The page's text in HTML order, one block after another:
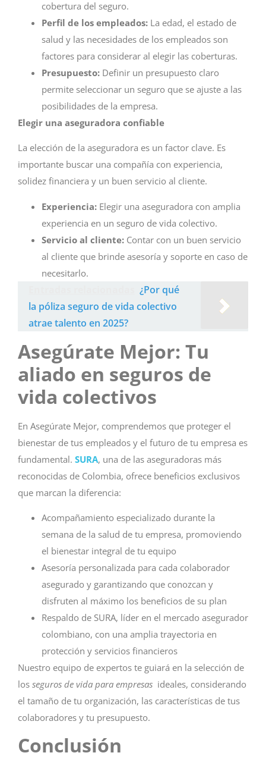
cobertura del seguro.
Perfil de los empleados: La edad, el estado de
salud y las necesidades de los empleados son
factores para considerar al elegir las coberturas.
Presupuesto: Definir un presupuesto claro
permite seleccionar un seguro que se ajuste a las
posibilidades de la empresa.
Elegir una aseguradora confiable
La elección de la aseguradora es un factor clave. Es
importante buscar una compañía con experiencia,
solidez financiera y un buen servicio al cliente.
Experiencia: Elegir una aseguradora con amplia
experiencia en un seguro de vida colectivo.
Servicio al cliente: Contar con un buen servicio
al cliente que brinde asesoría y soporte en caso de
necesitarlo.
¿Por qué
la póliza seguro de vida colectivo
atrae talento en 2025?
Asegúrate Mejor: Tu
aliado en seguros de
vida colectivos
En Asegúrate Mejor, comprendemos que proteger el
bienestar de tus empleados y el futuro de tu empresa es
fundamental. SURA, una de las aseguradoras más
reconocidas de Colombia, ofrece beneficios exclusivos
que marcan la diferencia:
Acompañamiento especializado durante la
semana de la salud de tu empresa, promoviendo
el bienestar integral de tu equipo
Asesoría personalizada para cada colaborador
asegurado y garantizando que conozcan y
disfruten al máximo los beneficios de su plan
Respaldo de SURA, líder en el mercado asegurador
colombiano, con una amplia trayectoria en
protección y servicios financieros
Nuestro equipo de expertos te guiará en la selección de
los seguros de vida para empresas ideales, considerando
el tamaño de tu organización, las características de tus
colaboradores y tu presupuesto.
Conclusión